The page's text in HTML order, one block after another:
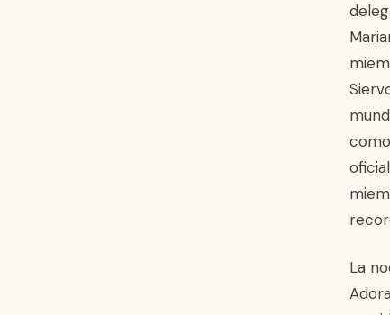
La